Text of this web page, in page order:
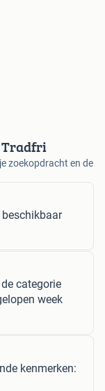
Tradfri
zoekopdracht en de
beschikbaar
categorie
week
kenmerken: